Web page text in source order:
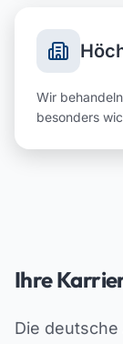
Wir
besonders
Ihre
Die